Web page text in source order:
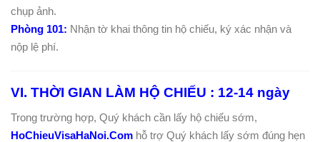
chụp ảnh.
Phòng 101: Nhận tờ khai thông tin hộ chiếu, ký xác nhận và
nộp lệ phí.
VI. THỜI GIAN LÀM HỘ CHIẾU : 12-14 ngày
Trong trường hợp, Quý khách cần lấy hộ chiếu sớm,
HoChieuVisaHaNoi.Com hỗ trợ Quý khách lấy sớm đúng hẹn